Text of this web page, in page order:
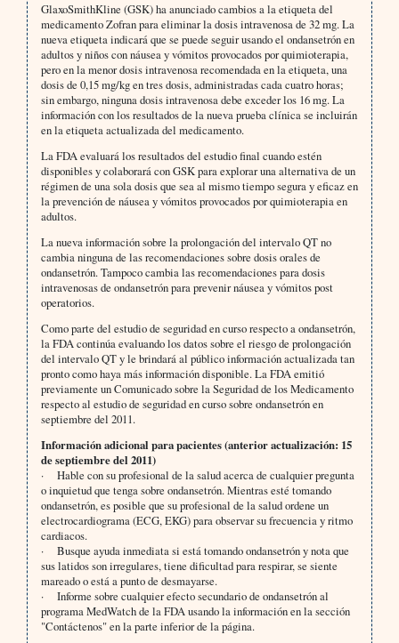
GlaxoSmithKline (GSK) ha anunciado cambios a la etiqueta del
medicamento Zofran para eliminar la dosis intravenosa de 32 mg. La
nueva etiqueta indicará que se puede seguir usando el ondansetrón en
adultos y niños con náusea y vómitos provocados por quimioterapia,
pero en la menor dosis intravenosa recomendada en la etiqueta, una
dosis de 0,15 mg/kg en tres dosis, administradas cada cuatro horas;
sin embargo, ninguna dosis intravenosa debe exceder los 16 mg. La
información con los resultados de la nueva prueba clínica se incluirán
en la etiqueta actualizada del medicamento.
La FDA evaluará los resultados del estudio final cuando estén
disponibles y colaborará con GSK para explorar una alternativa de un
régimen de una sola dosis que sea al mismo tiempo segura y eficaz en
la prevención de náusea y vómitos provocados por quimioterapia en
adultos.
La nueva información sobre la prolongación del intervalo QT no
cambia ninguna de las recomendaciones sobre dosis orales de
ondansetrón. Tampoco cambia las recomendaciones para dosis
intravenosas de ondansetrón para prevenir náusea y vómitos post
operatorios.
Como parte del estudio de seguridad en curso respecto a ondansetrón,
la FDA continúa evaluando los datos sobre el riesgo de prolongación
del intervalo QT y le brindará al público información actualizada tan
pronto como haya más información disponible. La FDA emitió
previamente un Comunicado sobre la Seguridad de los Medicamento
respecto al estudio de seguridad en curso sobre ondansetrón en
septiembre del 2011.
Información adicional para pacientes (anterior actualización: 15
de septiembre del 2011)
· Hable con su profesional de la salud acerca de cualquier pregunta
o inquietud que tenga sobre ondansetrón. Mientras esté tomando
ondansetrón, es posible que su profesional de la salud ordene un
electrocardiograma (ECG, EKG) para observar su frecuencia y ritmo
cardiacos.
· Busque ayuda inmediata si está tomando ondansetrón y nota que
sus latidos son irregulares, tiene dificultad para respirar, se siente
mareado o está a punto de desmayarse.
· Informe sobre cualquier efecto secundario de ondansetrón al
programa MedWatch de la FDA usando la información en la sección
"Contáctenos" en la parte inferior de la página.